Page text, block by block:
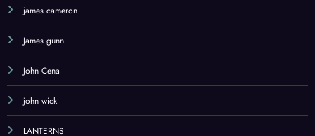
james cameron
James gunn
John Cena
john wick